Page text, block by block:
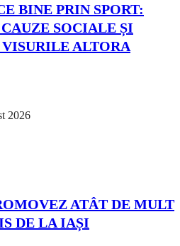
BINE PRIN SPORT:
SOCIALE ȘI
ALTORA
2026
ATÂT DE MULT
DE LA IAȘI